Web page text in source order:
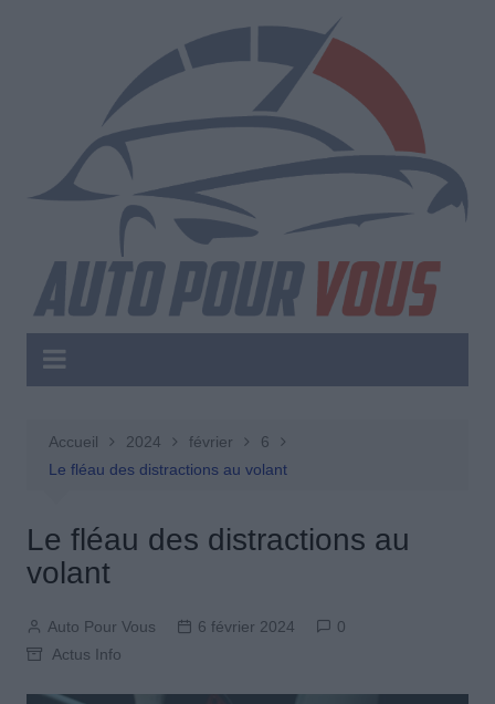
Accueil 2024 février
6
Le fléau des distractions au volant
Le fléau des distractions au
volant
Auto Pour Vous 6 février 2024
0
Actus Info